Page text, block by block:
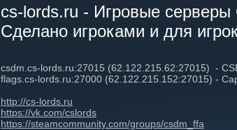
cs-lords.ru - Игровые серверы
Сделано игроками и для
csdm.cs-lords.ru:27015 (62.122.215.62:27015) -
flags.cs-lords.ru:27000 (62.122.215.152:27015) -
http://cs-lords.ru
https://vk.com/cslords
https://steamcommunity.com/groups/csdm_ffa